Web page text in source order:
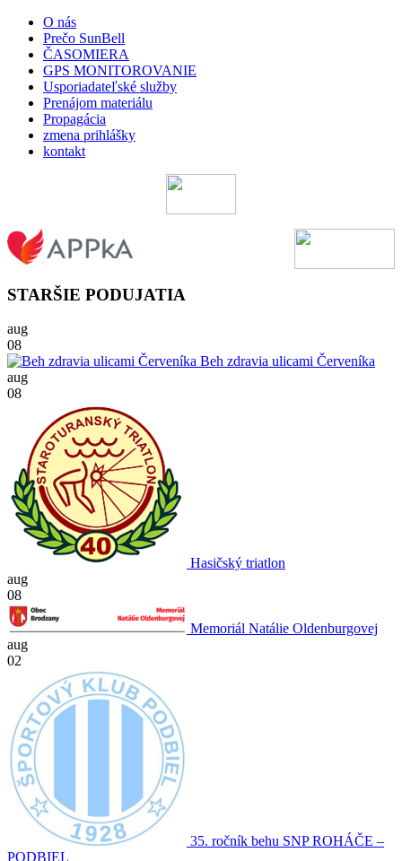
O nás
Prečo SunBell
ČASOMIERA
GPS MONITOROVANIE
Usporiadateľské služby
Prenájom materiálu
Propagácia
zmena prihlášky
kontakt
STARŠIE PODUJATIA
aug
08
Beh zdravia ulicami Červeníka
aug
08
Hasičský triatlon
aug
08
Memoriál Natálie Oldenburgovej
aug
02
35. ročník behu SNP ROHÁČE –
PODBIEL